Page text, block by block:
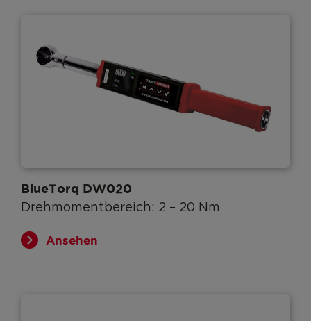
BlueTorq DW020
Drehmomentbereich: 2 – 20 Nm
Ansehen